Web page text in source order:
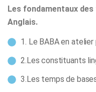
Les fondamentaux
Anglais.
1. Le BABA en
2.Les constituants
3.Les temps de